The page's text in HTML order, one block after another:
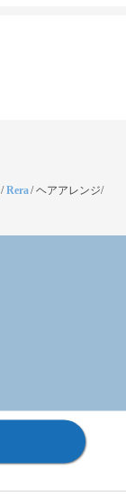
/Rera/ヘアアレンジ/